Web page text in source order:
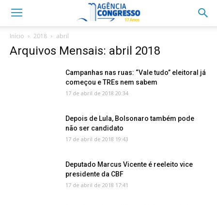
Início 2018 abril
Arquivos Mensais: abril 2018
Campanhas nas ruas: “Vale tudo” eleitoral já
começou e TREs nem sabem
17 de abril de 2018 20:34
Depois de Lula, Bolsonaro também pode
não ser candidato
17 de abril de 2018 19:43
Deputado Marcus Vicente é reeleito vice
presidente da CBF
17 de abril de 2018 17:41